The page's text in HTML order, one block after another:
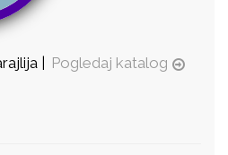
| Pogledaj katalog